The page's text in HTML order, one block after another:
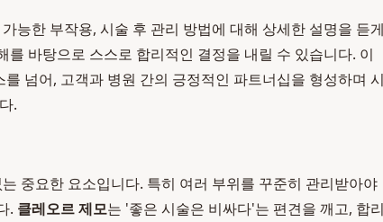
능한 부작용, 시술 후 관리 방법에 대해 상세한 설명을 듣게
바탕으로 스스로 합리적인 결정을 내릴 수 있습니다. 이
넘어, 고객과 병원 간의 긍정적인 파트너십을 형성하며 시
.
중요한 요소입니다. 특히 여러 부위를 꾸준히 관리받아야
. 클레오르 제모는 '좋은 시술은 비싸다'는 편견을 깨고, 합리